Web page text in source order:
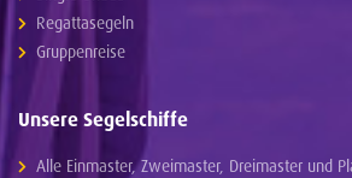
Regattasegeln
Gruppenreise
Unsere Segelschiffe
Alle Einmaster, Zweimaster, Dreimaster und